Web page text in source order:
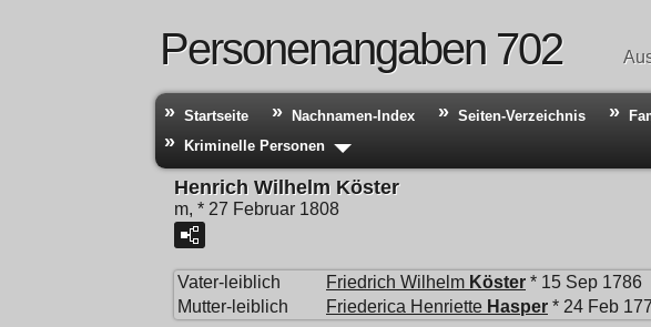
Personenangaben 702
Startseite Nachnamen-Index Seiten-Verzeichnis
Kriminelle Personen
Henrich Wilhelm Köster
m, * 27 Februar 1808
Vater-leiblich Friedrich Wilhelm Köster * 15 Sep 1786
Mutter-leiblich
Friederica Henriette Hasper * 24 Feb